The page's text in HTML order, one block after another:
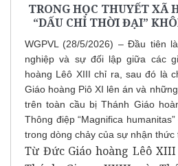
TRONG HỌC THUYẾT XÃ
“DẤU CHỈ THỜI ĐẠI”
WGPVL (28/5/2026) – Đầu tiên
nghiệp và sự đối lập giữa các
hoàng Lêô XIII chỉ ra, sau đó là
Giáo hoàng Piô XI lên án và
trên toàn cầu bị Thánh Giáo
Thông điệp “Magnifica
trong dòng chảy của sự nhận thức
Từ Đức Giáo hoàng Lêô